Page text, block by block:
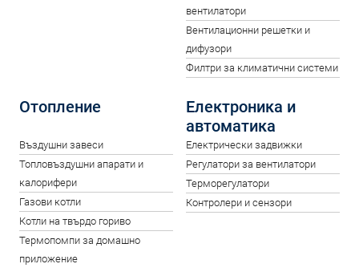
вентилатори
Вентилационни решетки и
дифузори
Филтри за климатични системи
Отопление
Въздушни завеси
Топловъздушни апарати и
калорифери
Газови котли
Котли на твърдо гориво
Термопомпи за домашно
приложение
Електроника и
автоматика
Електрически задвижки
Регулатори за вентилатори
Терморегулатори
Контролери и сензори